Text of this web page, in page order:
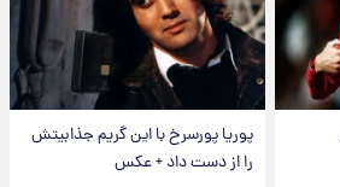
پوریا پورسرخ با این گریم جذابیتش
را از دست داد + عکس